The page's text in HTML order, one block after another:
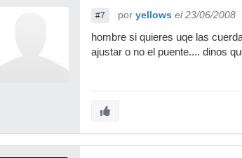
#7 por yellows el 23/06/2008
hombre si quieres uqe las
ajustar o no el puente.... dinos